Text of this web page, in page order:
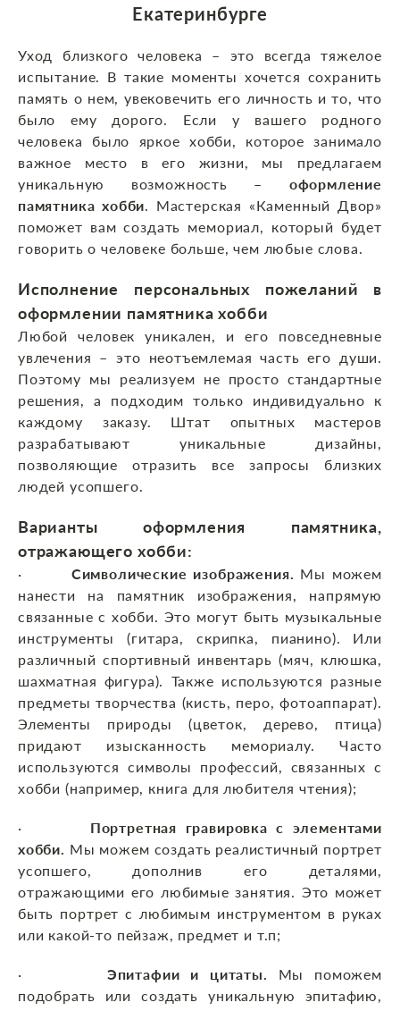
Екатеринбурге
Уход близкого человека – это всегда тяжелое
испытание. В такие моменты хочется сохранить
память о нем, увековечить его личность и то, что
было ему дорого. Если у вашего родного
человека было яркое хобби, которое занимало
важное место в его жизни, мы предлагаем
уникальную возможность – оформление
памятника хобби. Мастерская «Каменный Двор»
поможет вам создать мемориал, который будет
говорить о человеке больше, чем любые слова.
Исполнение персональных пожеланий в
оформлении памятника хобби
Любой человек уникален, и его повседневные
увлечения – это неотъемлемая часть его души.
Поэтому мы реализуем не просто стандартные
решения, а подходим только индивидуально к
каждому заказу. Штат опытных мастеров
разрабатывают уникальные дизайны,
позволяющие отразить все запросы близких
людей усопшего.
Варианты оформления памятника,
отражающего хобби:
· Символические изображения. Мы можем
нанести на памятник изображения, напрямую
связанные с хобби. Это могут быть музыкальные
инструменты (гитара, скрипка, пианино). Или
различный спортивный инвентарь (мяч, клюшка,
шахматная фигура). Также используются разные
предметы творчества (кисть, перо, фотоаппарат).
Элементы природы (цветок, дерево, птица)
придают изысканность мемориалу. Часто
используются символы профессий, связанных с
хобби (например, книга для любителя чтения);
· Портретная гравировка с элементами
хобби. Мы можем создать реалистичный портрет
усопшего, дополнив его деталями,
отражающими его любимые занятия. Это может
быть портрет с любимым инструментом в руках
или какой-то пейзаж, предмет и т.п;
· Эпитафии и цитаты. Мы поможем
подобрать или создать уникальную эпитафию,